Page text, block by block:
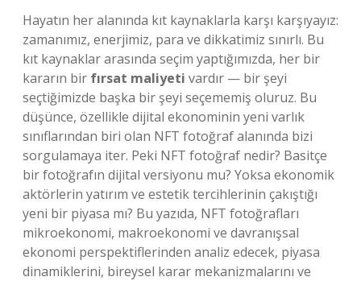
Hayatın her alanında kıt kaynaklarla karşı karşıyayız:
zamanımız, enerjimiz, para ve dikkatimiz sınırlı. Bu
kıt kaynaklar arasında seçim yaptığımızda, her bir
kararın bir fırsat maliyeti vardır — bir şeyi
seçtiğimizde başka bir şeyi seçememiş oluruz. Bu
düşünce, özellikle dijital ekonominin yeni varlık
sınıflarından biri olan NFT fotoğraf alanında bizi
sorgulamaya iter. Peki NFT fotoğraf nedir? Basitçe
bir fotoğrafın dijital versiyonu mu? Yoksa ekonomik
aktörlerin yatırım ve estetik tercihlerinin çakıştığı
yeni bir piyasa mı? Bu yazıda, NFT fotoğrafları
mikroekonomi, makroekonomi ve davranışsal
ekonomi perspektiflerinden analiz edecek, piyasa
dinamiklerini, bireysel karar mekanizmalarını ve